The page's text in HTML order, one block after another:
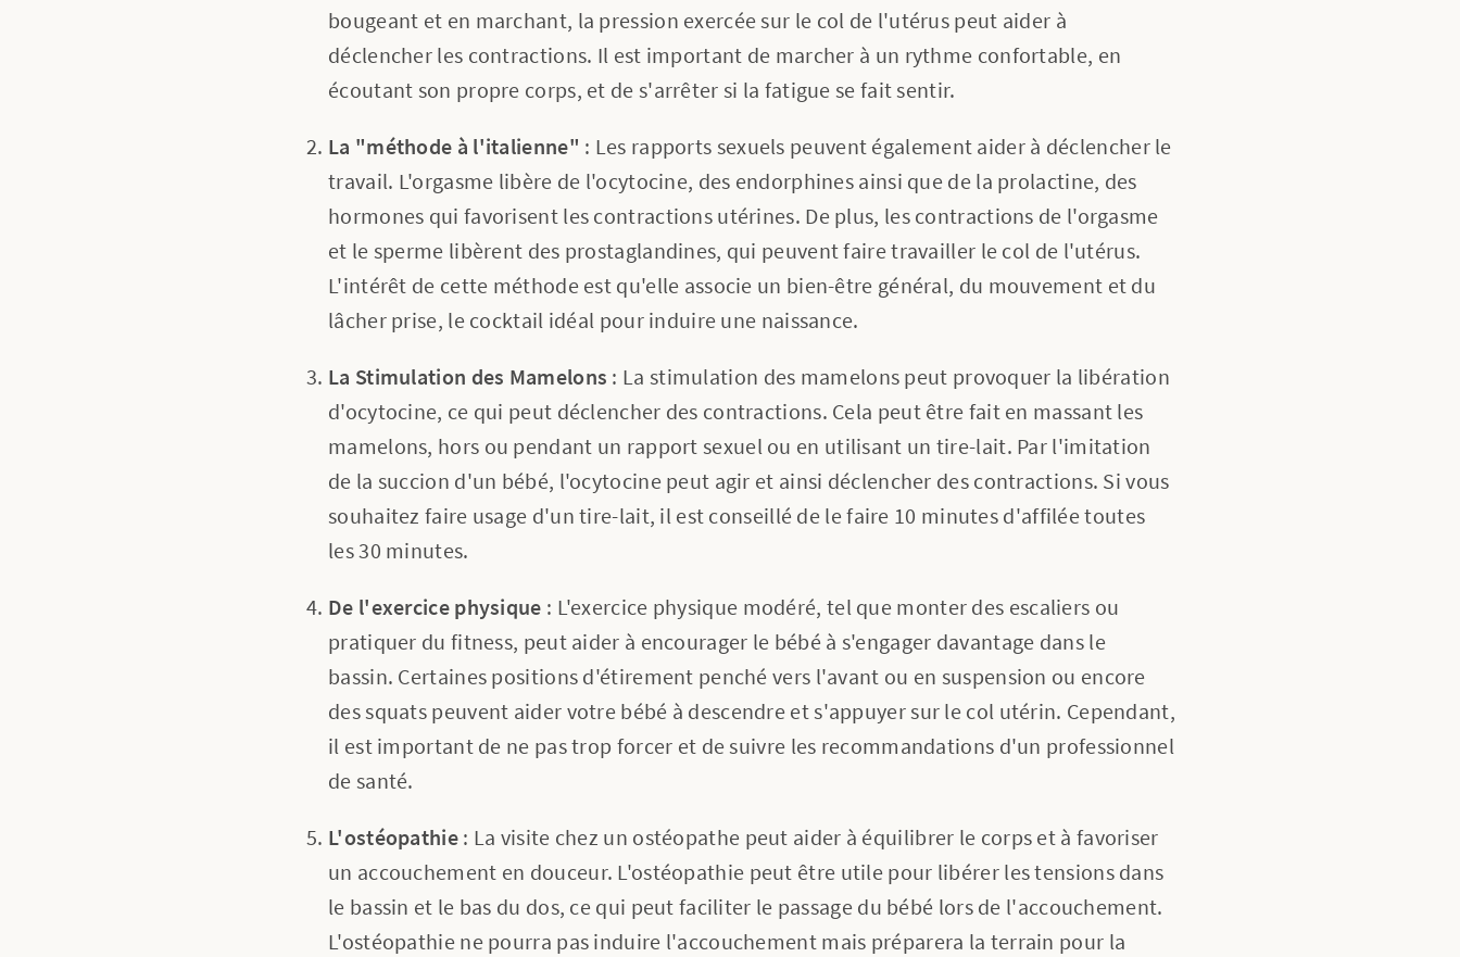
bougeant et en marchant, la pression exercée sur le col de l'utérus peut aider à
déclencher les contractions. Il est important de marcher à un rythme confortable, en
écoutant son propre corps, et de s'arrêter si la fatigue se fait sentir.
La "méthode à l'italienne" : Les rapports sexuels peuvent également aider à déclencher le
travail. L'orgasme libère de l'ocytocine, des endorphines ainsi que de la prolactine, des
hormones qui favorisent les contractions utérines. De plus, les contractions de l'orgasme
et le sperme libèrent des prostaglandines, qui peuvent faire travailler le col de l'utérus.
L'intérêt de cette méthode est qu'elle associe un bien-être général, du mouvement et du
lâcher prise, le cocktail idéal pour induire une naissance.
La Stimulation des Mamelons : La stimulation des mamelons peut provoquer la libération
d'ocytocine, ce qui peut déclencher des contractions. Cela peut être fait en massant les
mamelons, hors ou pendant un rapport sexuel ou en utilisant un tire-lait. Par l'imitation
de la succion d'un bébé, l'ocytocine peut agir et ainsi déclencher des contractions. Si vous
souhaitez faire usage d'un tire-lait, il est conseillé de le faire 10 minutes d'affilée toutes
les 30 minutes.
De l'exercice physique : L'exercice physique modéré, tel que monter des escaliers ou
pratiquer du fitness, peut aider à encourager le bébé à s'engager davantage dans le
bassin. Certaines positions d'étirement penché vers l'avant ou en suspension ou encore
des squats peuvent aider votre bébé à descendre et s'appuyer sur le col utérin. Cependant,
il est important de ne pas trop forcer et de suivre les recommandations d'un professionnel
de santé.
L'ostéopathie: La visite chez un ostéopathe peut aider à équilibrer le corps et à favoriser
un accouchement en douceur. L'ostéopathie peut être utile pour libérer les tensions dans
le bassin et le bas du dos, ce qui peut faciliter le passage du bébé lors de l'accouchement.
L'ostéopathie ne pourra pas induire l'accouchement mais préparera la terrain pour la